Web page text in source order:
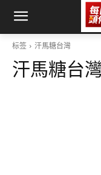
标签 汗馬糖台灣
汗馬糖台